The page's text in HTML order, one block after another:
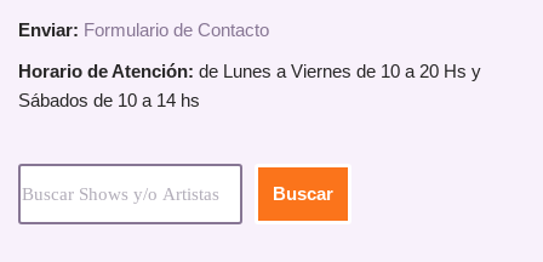
Enviar: Formulario de Contacto
Horario de Atención: de Lunes a Viernes de 10 a 20 Hs y
Sábados de 10 a 14 hs
Buscar